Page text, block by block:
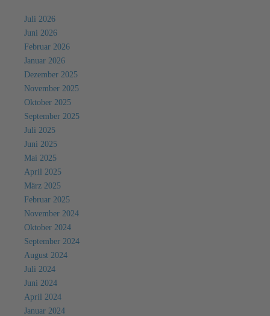
Juli 2026
Juni 2026
Februar 2026
Januar 2026
Dezember 2025
November 2025
Oktober 2025
September 2025
Juli 2025
Juni 2025
Mai 2025
April 2025
März 2025
Februar 2025
November 2024
Oktober 2024
September 2024
August 2024
Juli 2024
Juni 2024
April 2024
Januar 2024